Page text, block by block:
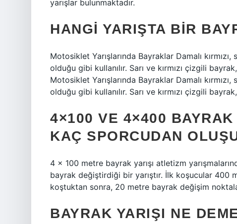
yarışlar bulunmaktadır.
HANGI YARIŞTA BIR
Motosiklet Yarışlarında Bayraklar Damalı
olduğu gibi kullanılır. Sarı ve kırmızı çizgili
Motosiklet Yarışlarında Bayraklar Damalı
olduğu gibi kullanılır. Sarı ve kırmızı çizgili
4×100 VE 4×400
KAÇ SPORCUDAN
4 × 100 metre bayrak yarışı atletizm
bayrak değiştirdiği bir yarıştır. İlk koşucular 400
koştuktan sonra, 20 metre bayrak değişim
BAYRAK YARIŞI NE